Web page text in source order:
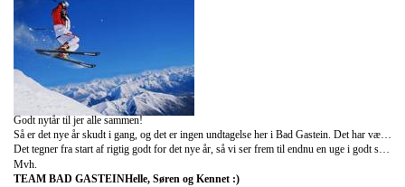
Godt nytår til jer alle sammen!
Så er det nye år skudt i gang, og det er ingen undtagelse her i Bad Gastein. Det har været en alle tiders uge. Solen har stået fra en skyfri himmel mange af dagene , og der har været rig mulighed for at komme ud på pisterne. Med et ugeprogram, der har lydt på blandt andet pubcrawl og nytårsfest, er der ingen tvivl om at stemningen har været helt i top.
Det tegner fra start af rigtig godt for det nye år, så vi ser frem til endnu en uge i godt selskab med højt humør og en masse på programmet.
Mvh.
TEAM BAD GASTEINHelle, Søren og Kennet :)